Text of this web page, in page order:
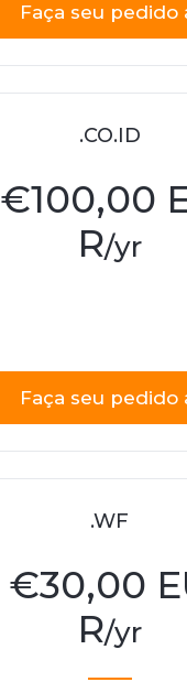
Faça seu pedido
.CO.ID
€100,00
R/yr
Faça seu pedido
.WF
€30,00
R/yr